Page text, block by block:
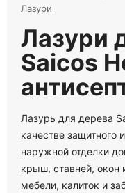
Лазури
Лазури
Saicos
Лазурь для дерева
качестве защитного
наружной отделки
крыш, ставней, окон
мебели, калиток и